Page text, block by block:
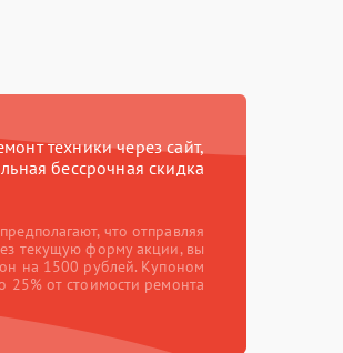
техники через сайт,
бессрочная скидка
что отправляя
текущую форму акции, вы
на 1500 рублей. Купоном
25% от стоимости ремонта